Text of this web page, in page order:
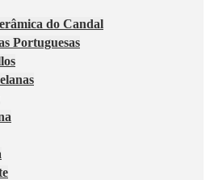
do Candal
Portuguesas